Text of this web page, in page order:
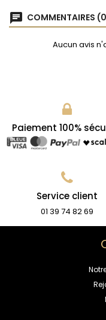
chat COMMENTAIRES
Aucun avis
Paiement 100%
Service client
01 39 74 82 69